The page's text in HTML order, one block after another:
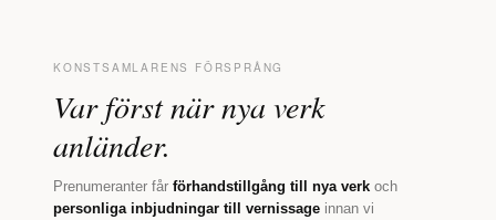
KONSTSAMLARENS FÖRSPRÅNG
Var först när nya verk
anländer.
Prenumeranter får förhandstillgång till nya verk och
personliga inbjudningar till vernissage innan vi